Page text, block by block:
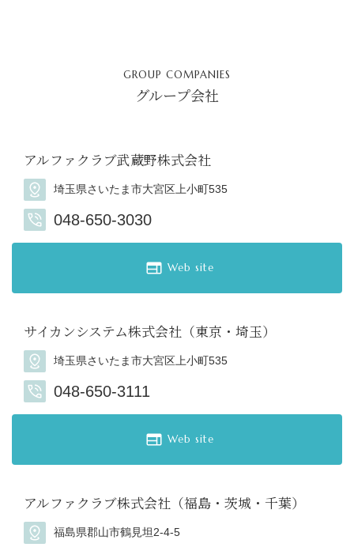
GROUP COMPANIES
グループ会社
アルファクラブ武蔵野株式会社
埼玉県さいたま市大宮区上小町535
048-650-3030
Web site
サイカンシステム株式会社（東京・埼玉）
埼玉県さいたま市大宮区上小町535
048-650-3111
Web site
アルファクラブ株式会社（福島・茨城・千葉）
福島県郡山市鶴見坦2-4-5